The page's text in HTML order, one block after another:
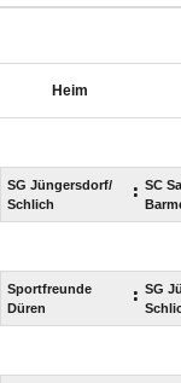
Heim
SG Jüngersdorf/​
Schlich
: SC
Sportfreunde
Düren
: SG